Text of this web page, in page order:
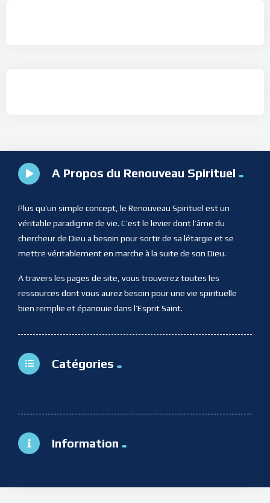
A Propos du Renouveau Spirituel
Plus qu’un simple concept, le Renouveau Spirituel est un
véritable paradigme de vie. C’est le levier dont l’âme du
chercheur de Dieu a besoin pour sortir de sa létargie et se
mettre véritablement en marche à la suite de son Dieu.
A travers les pages de site, vous trouverez toutes les
ressources dont vous aurez besoin pour une vie spirituelle
bien remplie et épanouie dans l’Esprit Saint.
Catégories
Information